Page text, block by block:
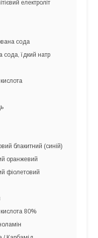
електроліт
сода
сода, їдкий натр
блакитний (синій)
оранжевий
фіолетовий
80%